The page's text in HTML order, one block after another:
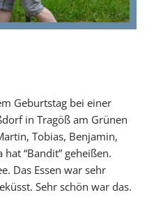
Geburtstag bei einer
in Tragöß am Grünen
Tobias, Benjamin,
“Bandit” geheißen.
Das Essen war sehr
Sehr schön war das.